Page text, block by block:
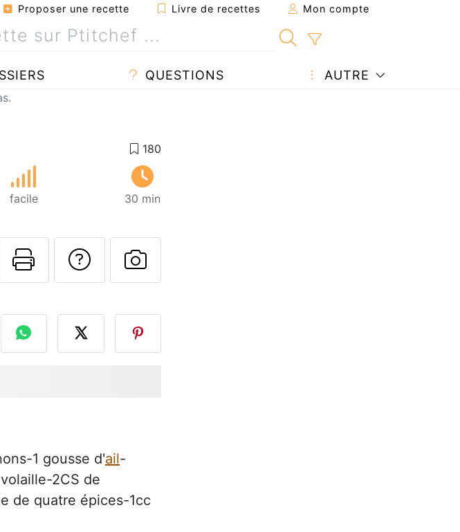
Proposer une recette Livre de recettes Mon compte
QUESTIONS AUTRE
facile 30 min
cette recette à un ami
Imprimer cette page
Poser une question à l'auteur
Publier votre photo de cette
1 gousse d'ail-
2CS de
de quatre épices-1cc